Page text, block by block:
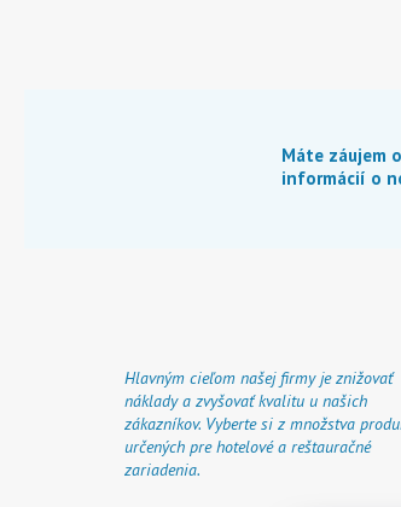
Máte záujem
informácií o
Hlavným cieľom našej firmy je znižovať
náklady a zvyšovať kvalitu u našich
zákazníkov. Vyberte si z množstva
určených pre hotelové a reštauračné
zariadenia.